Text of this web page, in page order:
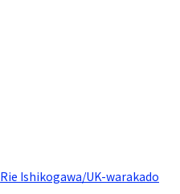
Rie Ishikogawa/UK-warakado